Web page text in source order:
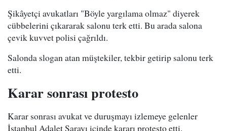
Şikâyetçi avukatları "Böyle yargılama olmaz" diyerek
cübbelerini çıkararak salonu terk etti. Bu arada salona
çevik kuvvet polisi çağrıldı.
Salonda slogan atan müştekiler, tekbir getirip salonu terk
etti.
Karar sonrası protesto
Karar sonrası avukat ve duruşmayı izlemeye gelenler
İstanbul Adalet Sarayı içinde kararı protesto etti.